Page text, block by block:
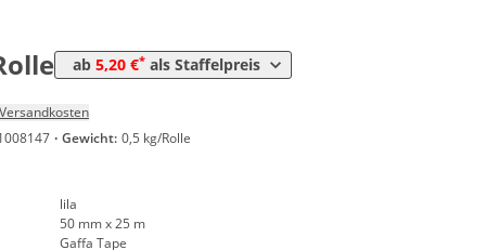
ab 5,20 €* als Staffelpreis
5,20 € 0,21 €*/1m
Versandkosten
· Gewicht: 0,5 kg/Rolle
lila
50 mm x 25 m
Gaffa Tape